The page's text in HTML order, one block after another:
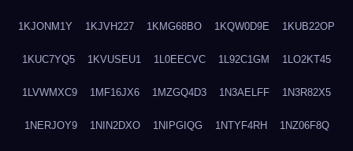
1KJONM1Y 1KJVH227 1KMG68BO 1KQW0D9E 1KUB22OP
1KUC7YQ5 1KVUSEU1 1L0EECVC 1L92C1GM 1LO2KT45
1LVWMXC9 1MF16JX6 1MZGQ4D3 1N3AELFF 1N3R82X5
1NERJOY9 1NIN2DXO 1NIPGIQG 1NTYF4RH 1NZ06F8Q